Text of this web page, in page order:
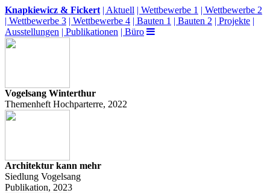
Knapkiewicz & Fickert | Aktuell | Wettbewerbe 1 | Wettbewerbe 2
| Wettbewerbe 3 | Wettbewerbe 4 | Bauten 1 | Bauten 2 | Projekte |
Ausstellungen | Publikationen | Büro
Vogelsang Winterthur
Themenheft Hochparterre, 2022
Architektur kann mehr
Siedlung Vogelsang
Publikation, 2023